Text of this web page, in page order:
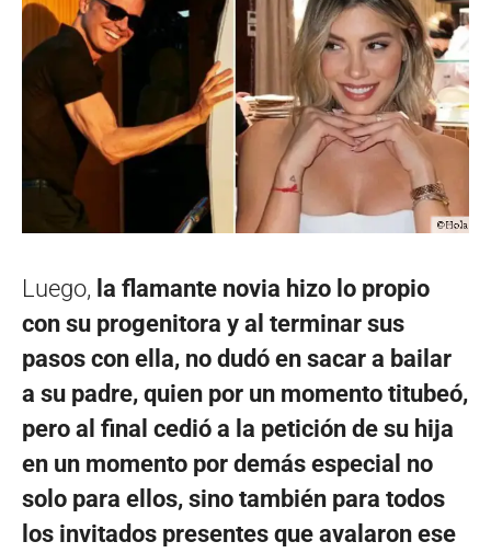
Luego, la flamante novia hizo lo propio
con su progenitora y al terminar sus
pasos con ella, no dudó en sacar a bailar
a su padre, quien por un momento titubeó,
pero al final cedió a la petición de su hija
en un momento por demás especial no
solo para ellos, sino también para todos
los invitados presentes que avalaron ese